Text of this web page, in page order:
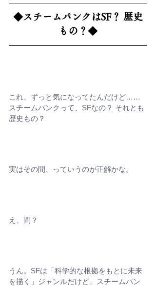
◆スチームパンクはSF？ 歴史
もの？ ◆
これ、ずっと気になってたんだけど……
スチームパンクって、SFなの？ それとも
歴史もの？
実はその間、っていうのが正解かな。
え、間？
うん。SFは「科学的な根拠をもとに未来
を描く」ジャンルだけど、スチームパン